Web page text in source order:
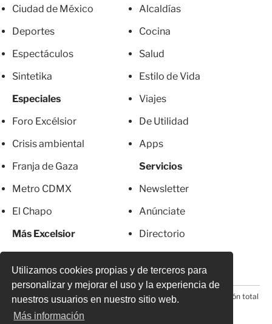
Utilizamos cookies propias y de terceros para
personalizar y mejorar el uso y la experiencia de
nuestros usuarios en nuestro sitio web.
Más información
Ciudad de México
Deportes
Espectáculos
Sintetika
Especiales
Foro Excélsior
Crisis ambiental
Franja de Gaza
Metro CDMX
El Chapo
Más Excelsior
Alcaldías
Cocina
Salud
Estilo de Vida
Viajes
De Utilidad
Apps
Servicios
Newsletter
Anúnciate
Directorio
© 2026 Todos los derechos reservados. Prohibida la reproducción total
o parcial, incluyendo cualquier medio electrónico*